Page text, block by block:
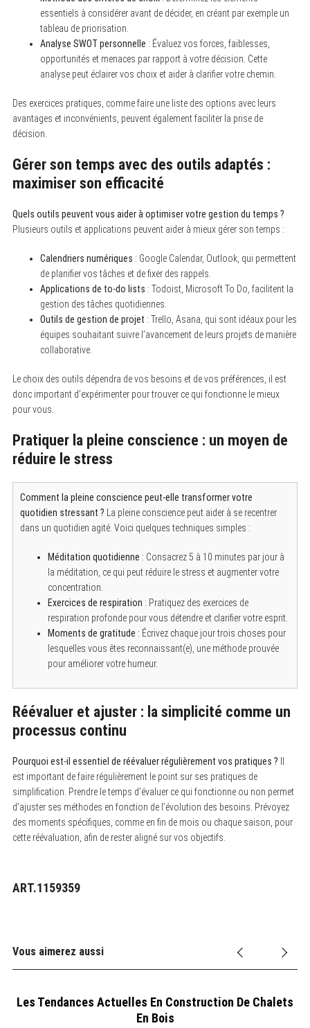
essentiels à considérer avant de décider, en créant par exemple un
tableau de priorisation.
Analyse SWOT personnelle : Évaluez vos forces, faiblesses,
opportunités et menaces par rapport à votre décision. Cette
analyse peut éclairer vos choix et aider à clarifier votre chemin.
Des exercices pratiques, comme faire une liste des options avec leurs
avantages et inconvénients, peuvent également faciliter la prise de
décision.
Gérer son temps avec des outils adaptés :
maximiser son efficacité
Quels outils peuvent vous aider à optimiser votre gestion du temps ?
Plusieurs outils et applications peuvent aider à mieux gérer son temps :
Calendriers numériques : Google Calendar, Outlook, qui permettent
de planifier vos tâches et de fixer des rappels.
Applications de to-do lists : Todoist, Microsoft To Do, facilitent la
gestion des tâches quotidiennes.
Outils de gestion de projet : Trello, Asana, qui sont idéaux pour les
équipes souhaitant suivre l’avancement de leurs projets de manière
collaborative.
Le choix des outils dépendra de vos besoins et de vos préférences, il est
donc important d’expérimenter pour trouver ce qui fonctionne le mieux
pour vous.
Pratiquer la pleine conscience : un moyen de
réduire le stress
Comment la pleine conscience peut-elle transformer votre
quotidien stressant ? La pleine conscience peut aider à se recentrer
dans un quotidien agité. Voici quelques techniques simples :
Méditation quotidienne : Consacrez 5 à 10 minutes par jour à
la méditation, ce qui peut réduire le stress et augmenter votre
concentration.
Exercices de respiration : Pratiquez des exercices de
respiration profonde pour vous détendre et clarifier votre esprit.
Moments de gratitude : Écrivez chaque jour trois choses pour
lesquelles vous êtes reconnaissant(e), une méthode prouvée
pour améliorer votre humeur.
Réévaluer et ajuster : la simplicité comme un
processus continu
Pourquoi est-il essentiel de réévaluer régulièrement vos pratiques ?
est important de faire régulièrement le point sur ses pratiques de
simplification. Prendre le temps d’évaluer ce qui fonctionne ou non permet
d’ajuster ses méthodes en fonction de l’évolution des besoins. Prévoyez
des moments spécifiques, comme en fin de mois ou chaque saison, pour
cette réévaluation, afin de rester aligné sur vos objectifs.
ART.1159359
Vous aimerez aussi
Les Tendances Actuelles En Construction De Chalets
En Bois